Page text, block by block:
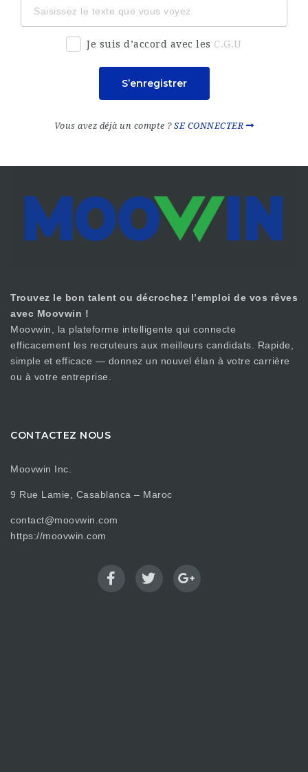
Je suis d’accord avec les C.G.U
S’enregistrer
Vous avez déjà un compte ?SE CONNECTER
Trouvez le bon talent ou décrochez l’emploi de vos rêves
avec Moovwin !
Moovwin, la plateforme intelligente qui connecte
efficacement les recruteurs aux meilleurs candidats. Rapide,
simple et efficace — donnez un nouvel élan à votre carrière
ou à votre entreprise.
CONTACTEZ NOUS
Moovwin Inc.
9 Rue Lamie, Casablanca – Maroc
contact@moovwin.com
https://moovwin.com